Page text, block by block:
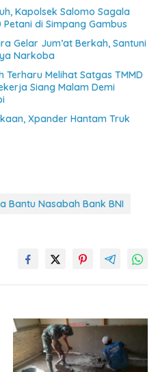
Kapolsek Salomo Sagala
di Simpang Gambus
Gelar Jum’at Berkah, Santuni
Narkoba
Melihat Satgas TMMD
Siang Malam Demi
Xpander Hantam Truk
Bantu Nasabah Bank BNI